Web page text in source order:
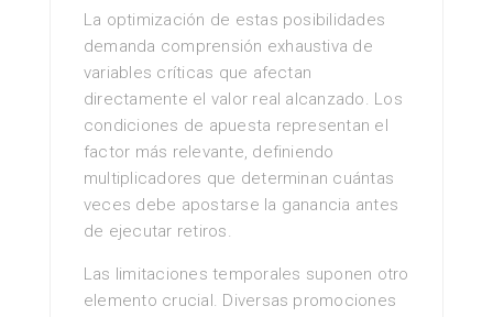
La optimización de estas posibilidades
demanda comprensión exhaustiva de
variables críticas que afectan
directamente el valor real alcanzado. Los
condiciones de apuesta representan el
factor más relevante, definiendo
multiplicadores que determinan cuántas
veces debe apostarse la ganancia antes
de ejecutar retiros.
Las limitaciones temporales suponen otro
elemento crucial. Diversas promociones